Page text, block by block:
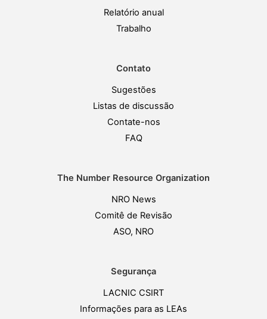
Relatório anual
Trabalho
Contato
Sugestões
Listas de discussão
Contate-nos
FAQ
The Number Resource Organization
NRO News
Comitê de Revisão
ASO, NRO
Segurança
LACNIC CSIRT
Informações para as LEAs